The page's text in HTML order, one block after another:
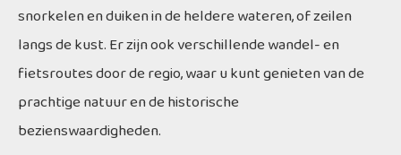
snorkelen en duiken in de heldere wateren, of zeilen
langs de kust. Er zijn ook verschillende wandel- en
fietsroutes door de regio, waar u kunt genieten van de
prachtige natuur en de historische
bezienswaardigheden.